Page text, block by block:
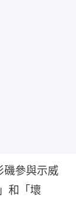
磯參與示威
和「壞